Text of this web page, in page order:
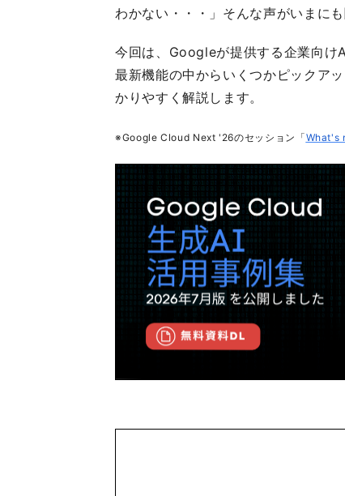
わかない・・・」そんな声がいまにも
今回は、Googleが提供する企業向け
最新機能の中からいくつかピックア
かりやすく解説します。
※Google Cloud Next '26のセッション「What's